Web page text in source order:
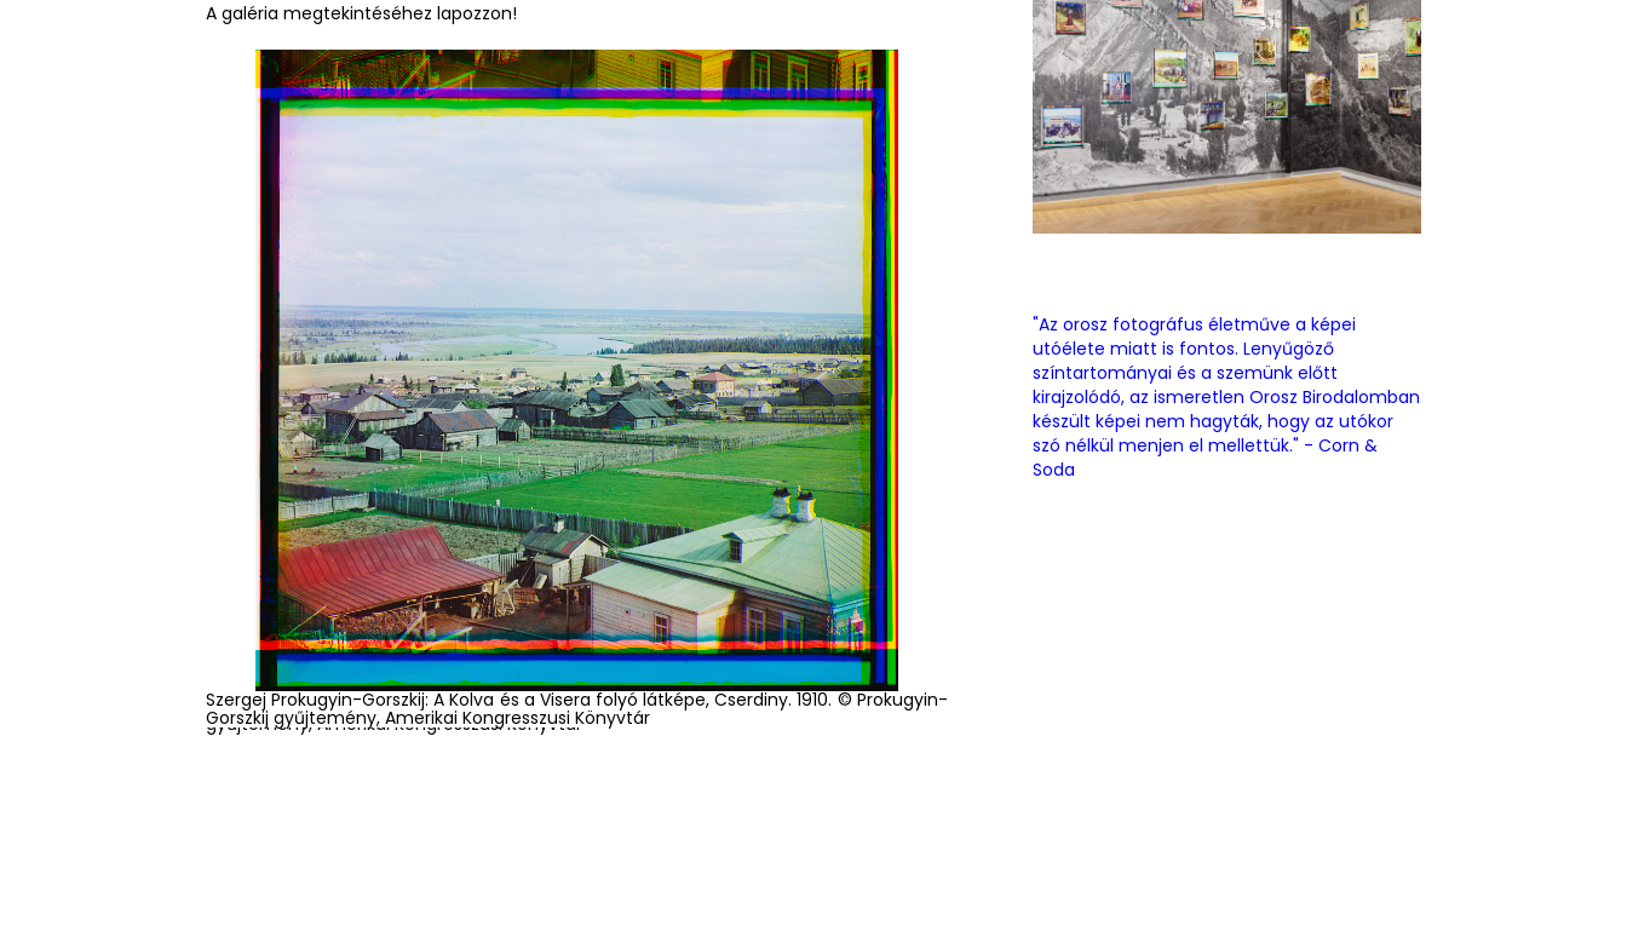
A galéria megtekintéséhez lapozzon!
Szergej Prokugyin-Gorszkij: Bukhara emirje. 1905-1915 között. © Prokugyin-Gorszkij
gyűjtemény, Amerikai Kongresszusi Könyvtár
Szergej Prokugyin-Gorszkij: A Kolva és a Visera folyó látképe, Cserdiny. 1910. © Prokugyin-
Gorszkij gyűjtemény, Amerikai Kongresszusi Könyvtár
"Az orosz fotográfus életműve a képei
utóélete miatt is fontos. Lenyűgöző
színtartományai és a szemünk előtt
kirajzolódó, az ismeretlen Orosz Birodalomban
készült képei nem hagyták, hogy az utókor
szó nélkül menjen el mellettük." - Corn &
Soda